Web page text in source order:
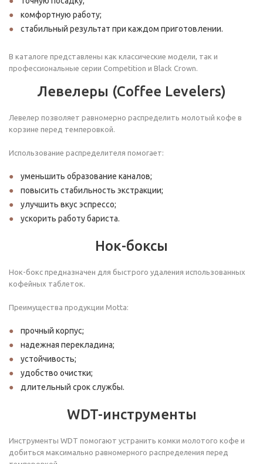
комфортную работу;
стабильный результат при каждом приготовлении.
В каталоге представлены как классические модели, так и
профессиональные серии Competition и Black Crown.
Левелеры (Coffee Levelers)
Левелер позволяет равномерно распределить молотый кофе в
корзине перед темперовкой.
Использование распределителя помогает:
уменьшить образование каналов;
повысить стабильность экстракции;
улучшить вкус эспрессо;
ускорить работу бариста.
Нок-боксы
Нок-бокс предназначен для быстрого удаления использованных
кофейных таблеток.
Преимущества продукции Motta:
прочный корпус;
надежная перекладина;
устойчивость;
удобство очистки;
длительный срок службы.
WDT-инструменты
Инструменты WDT помогают устранить комки молотого кофе и
добиться максимально равномерного распределения перед